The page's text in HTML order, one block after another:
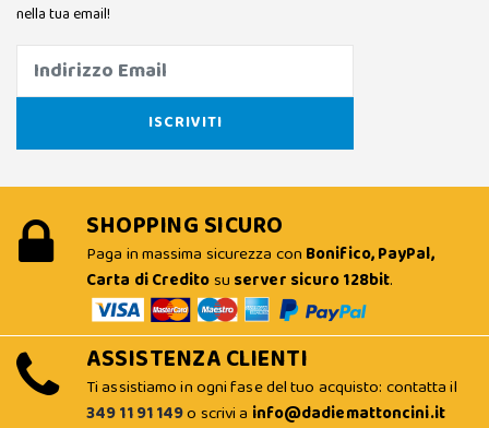
nella tua email!
SHOPPING SICURO
Paga in massima sicurezza con Bonifico, PayPal,
Carta di Creditosu server sicuro 128bit.
ASSISTENZA CLIENTI
Ti assistiamo in ogni fase del tuo acquisto: contatta il
349 11 91 149o scrivi a info@dadiemattoncini.it